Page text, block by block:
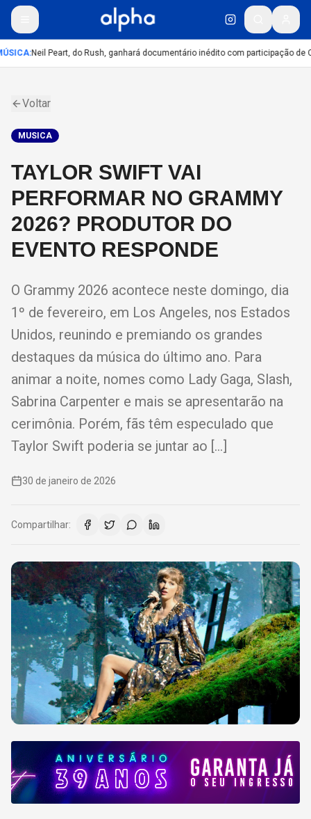
:Neil Peart, do Rush, ganhará documentário inédito com participação de
Voltar
MUSICA
TAYLOR SWIFT VAI
PERFORMAR NO GRAMMY
2026? PRODUTOR DO
EVENTO RESPONDE
O Grammy 2026 acontece neste domingo, dia
1º de fevereiro, em Los Angeles, nos Estados
Unidos, reunindo e premiando os grandes
destaques da música do último ano. Para
animar a noite, nomes como Lady Gaga, Slash,
Sabrina Carpenter e mais se apresentarão na
cerimônia. Porém, fãs têm especulado que
Taylor Swift poderia se juntar ao […]
30 de janeiro de 2026
Compartilhar: